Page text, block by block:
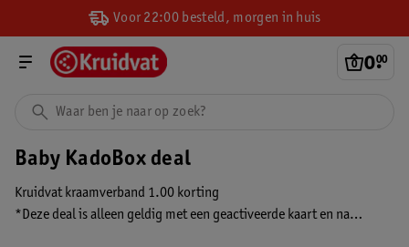
Voor 22:00 besteld, morgen in huis
0.
00
Baby KadoBox deal
Kruidvat kraamverband 1.00 korting
*Deze deal is alleen geldig met een geactiveerde kaart en na